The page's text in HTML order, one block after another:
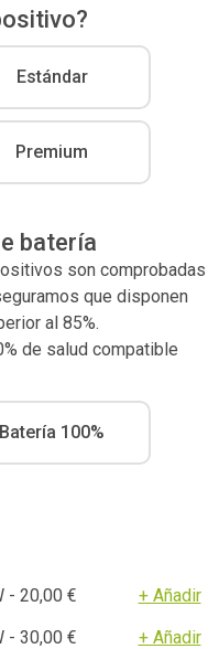
Estándar
Premium
batería
son comprobadas
que disponen
al 85%.
de salud compatible
Batería 100%
- 20,00 €
+ Añadir
- 30,00 €
+ Añadir